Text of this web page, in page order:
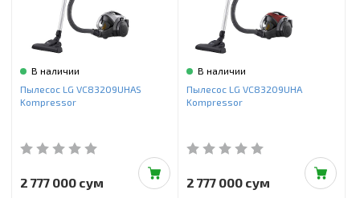
В наличии
Пылесос LG VC83209UHAS
Kompressor
2 777 000 сум
В наличии
Пылесос LG VC83209UHA
Kompressor
2 777 000 сум